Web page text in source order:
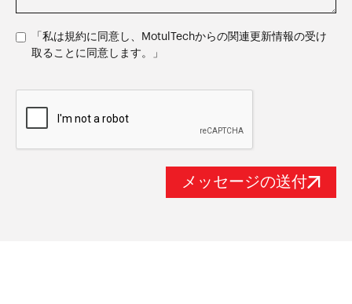
「私は規約に同意し、MotulTechからの関連更新情報の受け
取ることに同意します。」